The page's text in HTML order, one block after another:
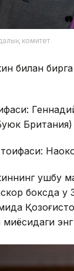
комитет
билан
Британия)
тоифаси:
ушбу
боксда у